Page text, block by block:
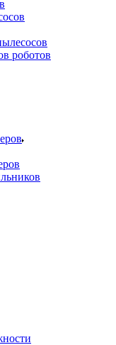
роботов